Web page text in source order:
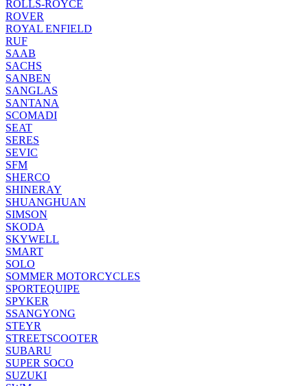
ROLLS-ROYCE
ROVER
ROYAL ENFIELD
RUF
SAAB
SACHS
SANBEN
SANGLAS
SANTANA
SCOMADI
SEAT
SERES
SEVIC
SFM
SHERCO
SHINERAY
SHUANGHUAN
SIMSON
SKODA
SKYWELL
SMART
SOLO
SOMMER MOTORCYCLES
SPORTEQUIPE
SPYKER
SSANGYONG
STEYR
STREETSCOOTER
SUBARU
SUPER SOCO
SUZUKI